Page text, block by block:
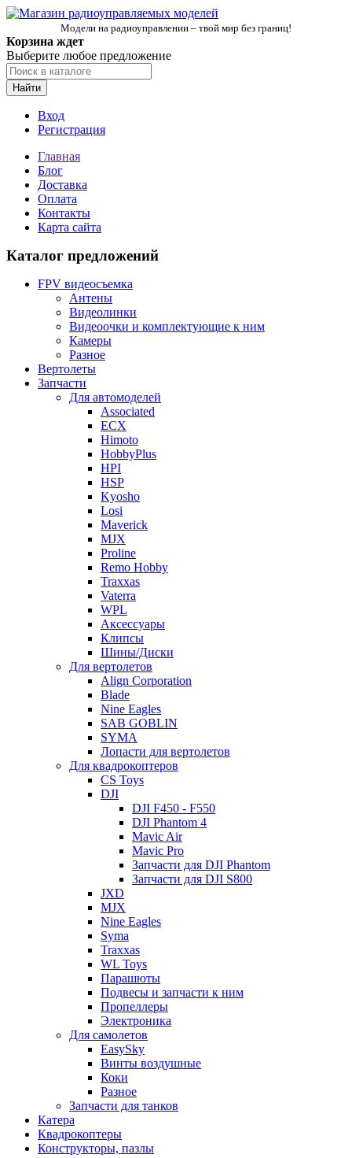
Модели на радиоуправлении – твой мир без границ!
Корзина ждет
Выберите любое предложение
Найти
Вход
Регистрация
Главная
Блог
Доставка
Оплата
Контакты
Карта сайта
Каталог предложений
FPV видеосъемка
Антены
Видеолинки
Видеоочки и комплектующие к ним
Камеры
Разное
Вертолеты
Запчасти
Для автомоделей
Associated
ECX
Himoto
HobbyPlus
HPI
HSP
Kyosho
Losi
Maverick
MJX
Proline
Remo Hobby
Traxxas
Vaterra
WPL
Аксессуары
Клипсы
Шины/Диски
Для вертолетов
Align Corporation
Blade
Nine Eagles
SAB GOBLIN
SYMA
Лопасти для вертолетов
Для квадрокоптеров
CS Toys
DJI
DJI F450 - F550
DJI Phantom 4
Mavic Air
Mavic Pro
Запчасти для DJI Phantom
Запчасти для DJI S800
JXD
MJX
Nine Eagles
Syma
Traxxas
WL Toys
Парашюты
Подвесы и запчасти к ним
Пропеллеры
Электроника
Для самолетов
EasySky
Винты воздушные
Коки
Разное
Запчасти для танков
Катера
Квадрокоптеры
Конструкторы, пазлы